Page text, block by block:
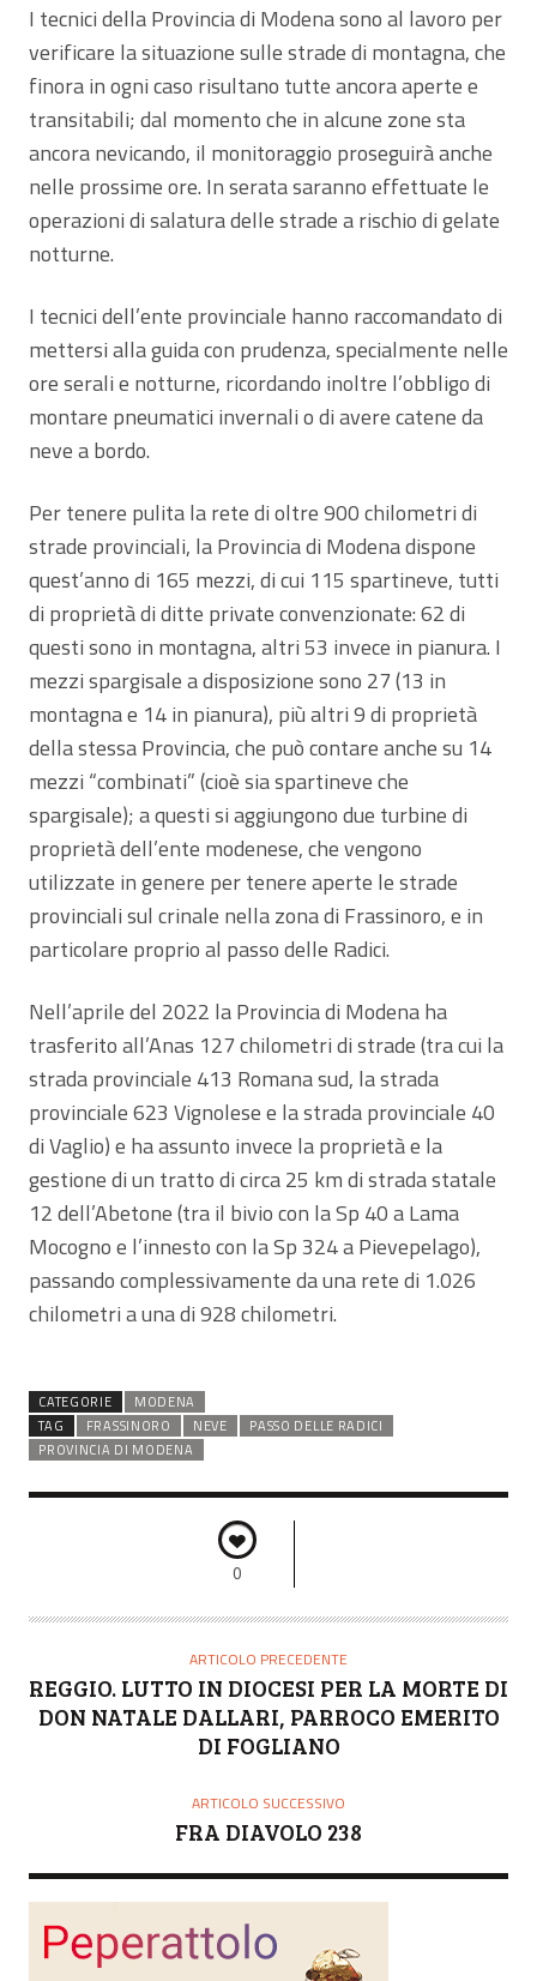
I tecnici della Provincia di Modena sono al lavoro per
verificare la situazione sulle strade di montagna, che
finora in ogni caso risultano tutte ancora aperte e
transitabili; dal momento che in alcune zone sta
ancora nevicando, il monitoraggio proseguirà anche
nelle prossime ore. In serata saranno effettuate le
operazioni di salatura delle strade a rischio di gelate
notturne.
I tecnici dell’ente provinciale hanno raccomandato di
mettersi alla guida con prudenza, specialmente nelle
ore serali e notturne, ricordando inoltre l’obbligo di
montare pneumatici invernali o di avere catene da
neve a bordo.
Per tenere pulita la rete di oltre 900 chilometri di
strade provinciali, la Provincia di Modena dispone
quest’anno di 165 mezzi, di cui 115 spartineve, tutti
di proprietà di ditte private convenzionate: 62 di
questi sono in montagna, altri 53 invece in pianura. I
mezzi spargisale a disposizione sono 27 (13 in
montagna e 14 in pianura), più altri 9 di proprietà
della stessa Provincia, che può contare anche su 14
mezzi “combinati” (cioè sia spartineve che
spargisale); a questi si aggiungono due turbine di
proprietà dell’ente modenese, che vengono
utilizzate in genere per tenere aperte le strade
provinciali sul crinale nella zona di Frassinoro, e in
particolare proprio al passo delle Radici.
Nell’aprile del 2022 la Provincia di Modena ha
trasferito all’Anas 127 chilometri di strade (tra cui la
strada provinciale 413 Romana sud, la strada
provinciale 623 Vignolese e la strada provinciale 40
di Vaglio) e ha assunto invece la proprietà e la
gestione di un tratto di circa 25 km di strada statale
12 dell’Abetone (tra il bivio con la Sp 40 a Lama
Mocogno e l’innesto con la Sp 324 a Pievepelago),
passando complessivamente da una rete di 1.026
chilometri a una di 928 chilometri.
CATEGORIE
MODENA
TAG
FRASSINORO NEVE
PASSO DELLE RADICI
PROVINCIA DI MODENA
0
ARTICOLO PRECEDENTE
REGGIO. LUTTO IN DIOCESI PER LA MORTE DI
DON NATALE DALLARI, PARROCO EMERITO
DI FOGLIANO
ARTICOLO SUCCESSIVO
FRA DIAVOLO 238